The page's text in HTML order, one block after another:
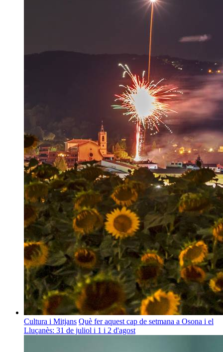
Cultura i Mitjans Què fer aquest cap de setmana a Osona i el
Lluçanès: 31 de juliol i 1 i 2 d'agost